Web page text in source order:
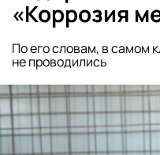
«Коррозия
По его словам, в самом
не проводились